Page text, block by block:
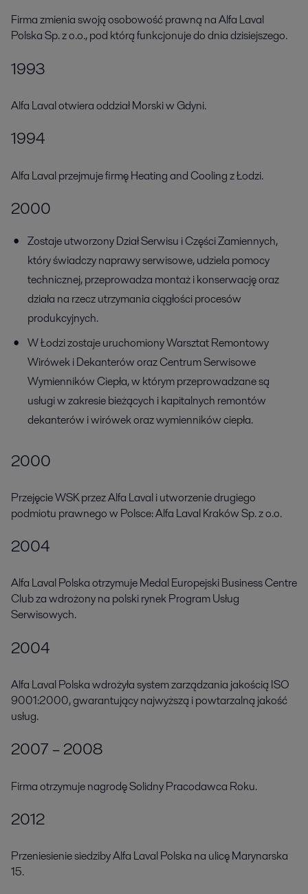
Firma zmienia swoją osobowość prawną na Alfa Laval
Polska Sp. z o.o., pod którą funkcjonuje do dnia dzisiejszego.
1993
Alfa Laval otwiera oddział Morski w Gdyni.
1994
Alfa Laval przejmuje firmę Heating and Cooling z Łodzi.
2000
Zostaje utworzony Dział Serwisu i Części Zamiennych,
który świadczy naprawy serwisowe, udziela pomocy
technicznej, przeprowadza montaż i konserwację oraz
działa na rzecz utrzymania ciągłości procesów
produkcyjnych.
W Łodzi zostaje uruchomiony Warsztat Remontowy
Wirówek i Dekanterów oraz Centrum Serwisowe
Wymienników Ciepła, w którym przeprowadzane są
usługi w zakresie bieżących i kapitalnych remontów
dekanterów i wirówek oraz wymienników ciepła.
2000
Przejęcie WSK przez Alfa Laval i utworzenie drugiego
podmiotu prawnego w Polsce: Alfa Laval Kraków Sp. z o.o.
2004
Alfa Laval Polska otrzymuje Medal Europejski Business Centre
Club za wdrożony na polski rynek Program Usług
Serwisowych.
2004
Alfa Laval Polska wdrożyła system zarządzania jakością ISO
9001:2000, gwarantujący najwyższą i powtarzalną jakość
usług.
2007 – 2008
Firma otrzymuje nagrodę Solidny Pracodawca Roku.
2012
Przeniesienie siedziby Alfa Laval Polska na ulicę Marynarska
15.